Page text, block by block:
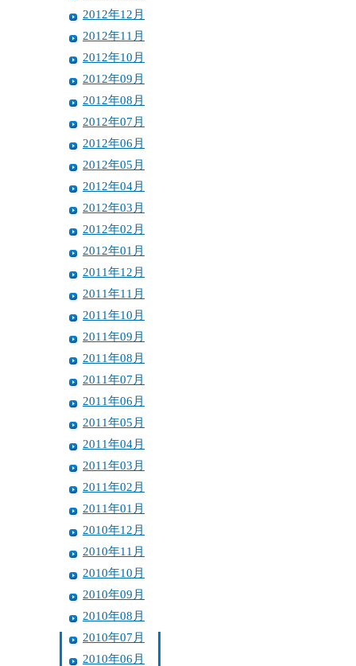
2012年12月
2012年11月
2012年10月
2012年09月
2012年08月
2012年07月
2012年06月
2012年05月
2012年04月
2012年03月
2012年02月
2012年01月
2011年12月
2011年11月
2011年10月
2011年09月
2011年08月
2011年07月
2011年06月
2011年05月
2011年04月
2011年03月
2011年02月
2011年01月
2010年12月
2010年11月
2010年10月
2010年09月
2010年08月
2010年07月
2010年06月